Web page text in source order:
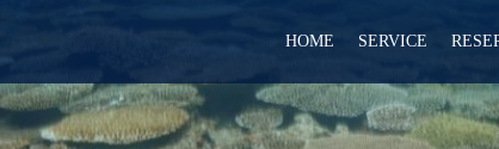
HOME SERVICE